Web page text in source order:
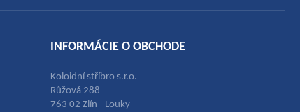
INFORMÁCIE O OBCHODE
Koloidní stříbro s.r.o.
Růžová 288
763 02 Zlín - Louky